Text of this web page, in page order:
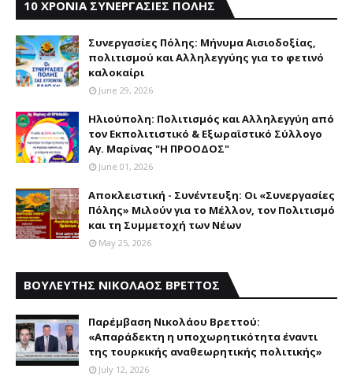
10 ΧΡΟΝΙΑ ΣΥΝΕΡΓΑΣΙΕΣ ΠΟΛΗΣ
Συνεργασίες Πόλης: Mήνυμα Aισιοδοξίας,
πολιτισμού και Aλληλεγγύης για το φετινό
καλοκαίρι
June 29, 2026
Ηλιούπολη: Πολιτισμός και Aλληλεγγύη από
τον Εκπολιτιστικό & Εξωραϊστικό Σύλλογο
Αγ. Μαρίνας "Η ΠΡΟΟΔΟΣ"
June 01, 2026
Αποκλειστική - Συνέντευξη: Οι «Συνεργασίες
Πόλης» Μιλούν για το Μέλλον, τον Πολιτισμό
και τη Συμμετοχή των Νέων
May 25, 2026
ΒΟΥΛΕΥΤΗΣ ΝΙΚΟΛΑΟΣ ΒΡΕΤΤΟΣ
Παρέμβαση Nικολάου Bρεττού:
«Aπαράδεκτη η υποχωρητικότητα έναντι
της τουρκικής αναθεωρητικής πολιτικής»
July 12, 2026